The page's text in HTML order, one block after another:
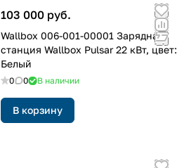
103 000 руб.
Wallbox 006-001-00001 Зарядная
станция Wallbox Pulsar 22 кВт, цвет:
Белый
0 0 В наличии
В корзину